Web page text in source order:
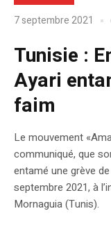
7 septembre 2021
Tunisie :
Ayari
faim
Le mouvement
communiqué, que
entamé une grève
septembre 2021, à
Mornaguia (Tunis).